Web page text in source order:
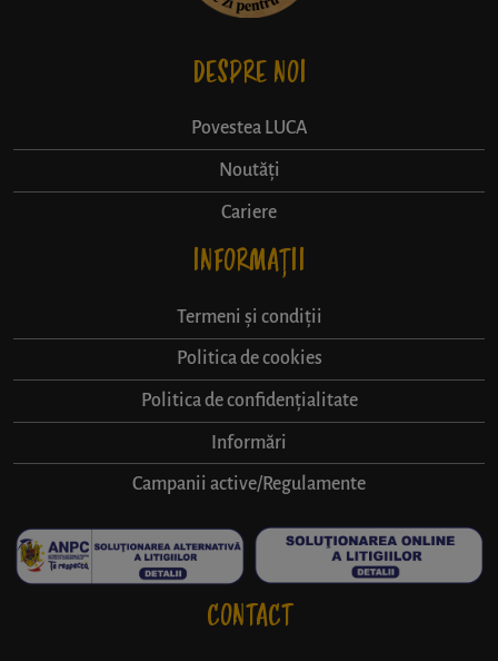
DESPRE NOI
Povestea LUCA
Noutăți
Cariere
INFORMAȚII
Termeni și condiții
Politica de cookies
Politica de confidențialitate
Informări
Campanii active/Regulamente
CONTACT